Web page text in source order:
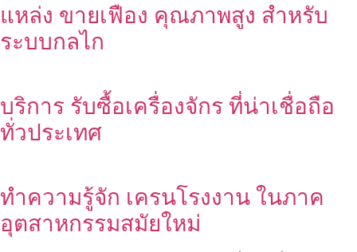
แหล่ง ขายเฟือง คุณภาพสูง สำหรับ
ระบบกลไก
บริการ รับซื้อเครื่องจักร ที่น่าเชื่อถือ
ทั่วประเทศ
ทำความรู้จัก เครนโรงงาน ในภาค
อุตสาหกรรมสมัยใหม่